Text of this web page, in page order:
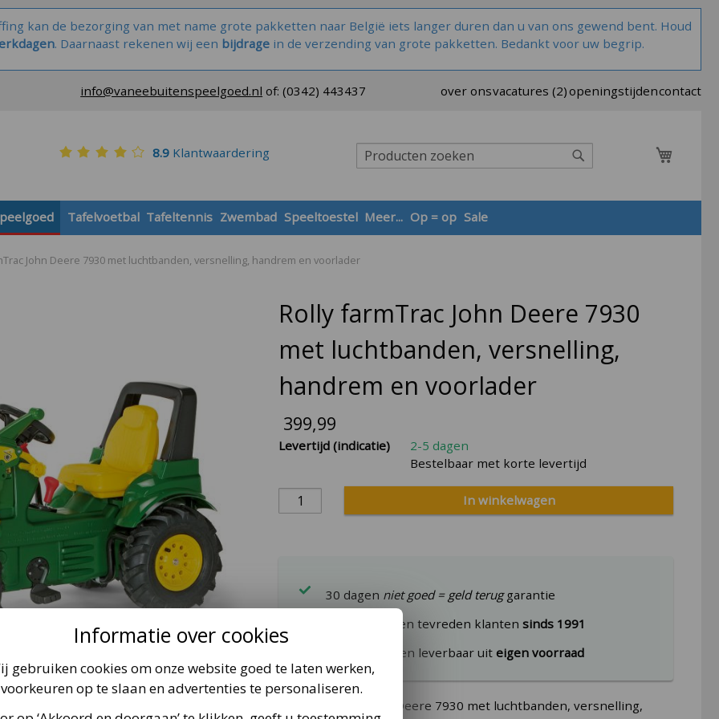
kan de bezorging van met name grote pakketten naar België iets langer duren dan u van ons gewend bent. Houd
. Daarnaast rekenen wij een bijdragein de verzending van grote pakketten. Bedankt voor uw begrip.
info@vaneebuitenspeelgoed.nl of:(0342) 443437 over onsvacatures (2)openingstijdencontact
8.9Klantwaardering
Zoek
Tafelvoetbal Tafeltennis Zwembad Speeltoestel Meer... Op = op Sale
John Deere 7930 met luchtbanden, versnelling, handrem en voorlader
Rolly farmTrac John Deere 7930
met luchtbanden, versnelling,
handrem en voorlader
399,99
Levertijd (indicatie)
2-5 dagen
Bestelbaar met korte levertijd
In winkelwagen
30 dagen niet goed = geld teruggarantie
Tienduizenden tevreden klantensinds 1991
Veel producten leverbaar uiteigen voorraad
Rolly farmTrac John Deere 7930 met luchtbanden, versnelling,
Informatie over cookies
gebruiken cookies om onze website goed te laten werken,
voorkeuren op te slaan en advertenties te personaliseren.